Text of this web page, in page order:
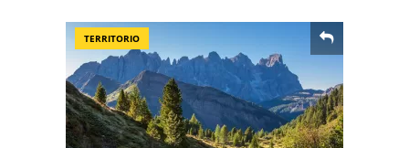
TERRITORIO